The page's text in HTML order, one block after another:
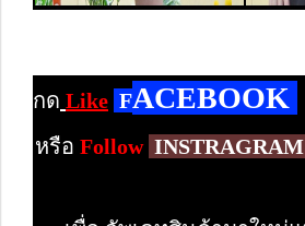
กด Like FACEBOOK
หรือ Follow INSTRAGRAM